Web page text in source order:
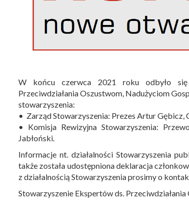
W końcu czerwca 2021 roku odbyło się
Przeciwdziałania Oszustwom, Nadużyciom
stowarzyszenia:
• Zarząd Stowarzyszenia: Prezes Artur
• Komisja Rewizyjna Stowarzyszenia:
Jabłoński.
Informacje nt. działalności Stowarzyszenia
także została udostępniona deklaracja
z działalnością Stowarzyszenia prosimy o
Stowarzyszenie Ekspertów ds.